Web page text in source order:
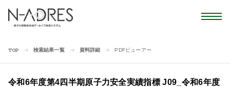
TOP 検索結果一覧 資料詳細 PDFビューアー
令和6年度第4四半期原子力安全実績指標 J09_令和6年度